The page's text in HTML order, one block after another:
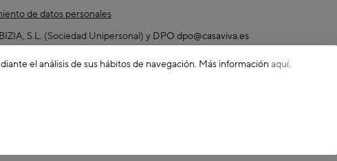
de datos personales
S.L. (Sociedad Unipersonal) y DPO dpo@casaviva.es
de usuario en la web, información de su cuenta y tramitación de
el análisis de sus hábitos de navegación. Más información aquí.